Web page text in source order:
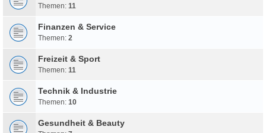
Themen: 11
Finanzen & Service
Themen: 2
Freizeit & Sport
Themen: 11
Technik & Industrie
Themen: 10
Gesundheit & Beauty